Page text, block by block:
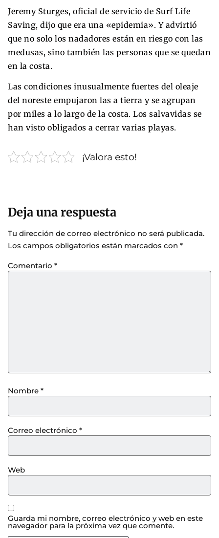
Jeremy Sturges, oficial de servicio de Surf Life
Saving, dijo que era una «epidemia». Y advirtió
que no solo los nadadores están en riesgo con las
medusas, sino también las personas que se quedan
en la costa.
Las condiciones inusualmente fuertes del oleaje
del noreste empujaron las a tierra y se agrupan
por miles a lo largo de la costa. Los salvavidas se
han visto obligados a cerrar varias playas.
¡Valora esto!
Deja una respuesta
Tu dirección de correo electrónico no será publicada.
Los campos obligatorios están marcados con *
Comentario *
Nombre *
Correo electrónico *
Web
Guarda mi nombre, correo electrónico y web en este
navegador para la próxima vez que comente.